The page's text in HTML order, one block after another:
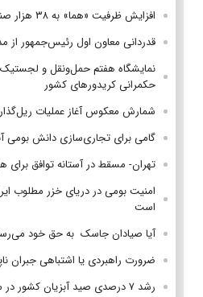
افزایش ظرفیت «هما» به ۳۸ هزار صندلی در اربعین ۱۴۰۵
قدردانی معاون اول رئیس‌جمهور از
نمایشگاه هفتم حمل‌ونقل و
حکمرانی کریدورهای کشور
شمارش معکوس آغاز عملیات
گامی برای تجاری‌سازی دانش بومی
تهران- مسقط در آستانه توافق برای
امنیت بومی در دریای خزر مطلوب
است
آیا صیادان جاسک به حق خود
ضرورت راهبردی یا اشتباهی جبران
رشد ۷ درصدی صید آبزیان کشور در سال ۱۴۰۴